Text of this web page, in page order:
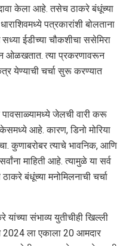
केला आहे. तसेच ठाकरे बंधूंच्या
पत्रकारांशी बोलताना
सध्या ईडीच्या चौकशीचा ससेमिरा
ओळखतात. त्या प्रकरणावरून
येण्याची चर्चा सुरू करण्यात
पावसाळ्यामध्ये जेलची वारी करू
आहे. कारण, डिनो मोरिया
कुणाबरोबर त्याचे भावनिक, आणि
माहिती आहे. त्यामुळे या सर्व
बंधूंच्या मनोमिलनाची चर्चा
यांच्या संभाव्य युतीचीही खिल्ली
2024 ला एकाला 20 आमदार